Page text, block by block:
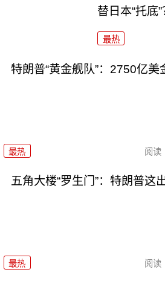
替日本“托底”
最热
特朗普“黄金舰队”：2750亿美
最热 阅读
五角大楼“罗生门”：特朗普这
最热 阅读